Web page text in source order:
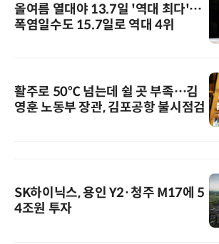
올여름 열대야 13.7일 '역대 최다'…
폭염일수도 15.7일로 역대 4위
활주로 50℃ 넘는데 쉴 곳 부족…김
영훈 노동부 장관, 김포공항 불시점검
SK하이닉스, 용인 Y2·청주 M17에 5
4조원 투자